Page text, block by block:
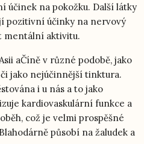
účinek na pokožku. Další látky
pozitivní účinky na nervový
mentální aktivitu.
aČíně v různé podobě, jako
jako nejúčinnější tinktura.
i u nás a to jako
kardiovaskulární funkce a
což je velmi prospěšné
působí na žaludek a